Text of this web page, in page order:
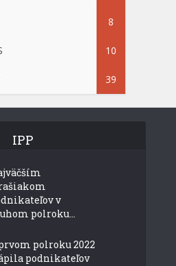
8
10
39
IPP
v
polroku...
polroku 2022
podnikateľov